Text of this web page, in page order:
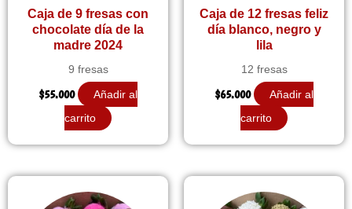
Caja de 9 fresas con
chocolate día de la
madre 2024
9 fresas
$55.000
Añadir al
carrito
Caja de 12 fresas feliz
día blanco, negro y
lila
12 fresas
$65.000
Añadir al
carrito